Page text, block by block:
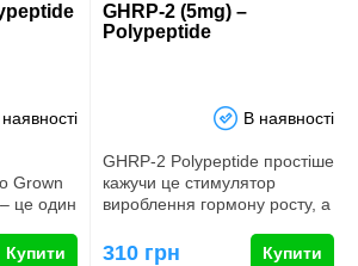
Grown
це один
Купити
GHRP-2 (5mg) –
Polypeptide
В наявності
GHRP-2 Polypeptide простіше
кажучи це стимулятор
вироблення гормону росту, а
310 грн Купити